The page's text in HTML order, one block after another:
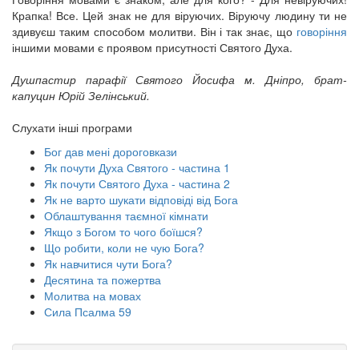
Крапка! Все. Цей знак не для віруючих. Віруючу людину ти не
здивуєш таким способом молитви. Він і так знає, що говоріння
іншими мовами є проявом присутності Святого Духа.
Душпастир парафії Святого Йосифа м. Дніпро, брат-
капуцин Юрій Зелінський.
Слухати інші програми
Бог дав мені дороговкази
Як почути Духа Святого - частина 1
Як почути Святого Духа - частина 2
Як не варто шукати відповіді від Бога
Облаштування таємної кімнати
Якщо з Богом то чого боїшся?
Що робити, коли не чую Бога?
Як навчитися чути Бога?
Десятина та пожертва
Молитва на мовах
Сила Псалма 59